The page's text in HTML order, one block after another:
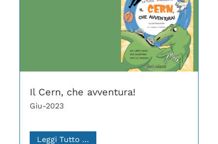
Il Cern, che avventura!
Giu-2023
Leggi Tutto …